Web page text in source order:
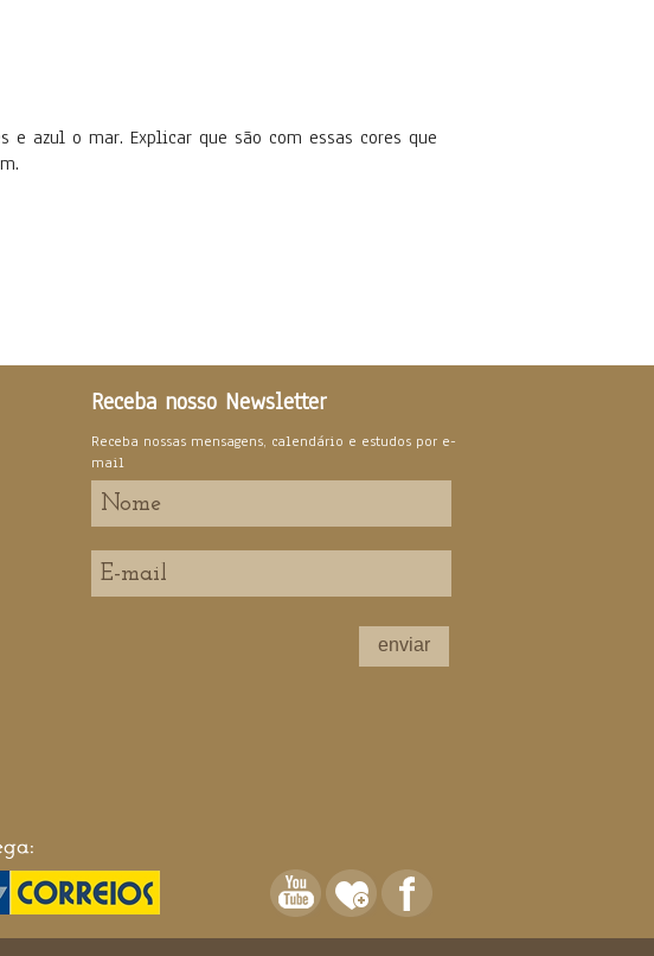
azul o mar. Explicar que são com essas cores que
Receba nosso Newsletter
Receba nossas mensagens, calendário e estudos por e-
mail
enviar